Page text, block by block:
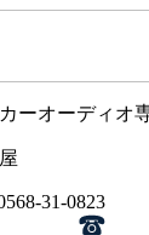
ーオーディオ
31-0823